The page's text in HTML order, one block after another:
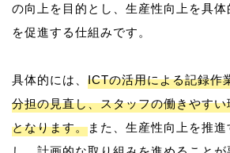
の向上を目的とし、生産性向上を具
を促進する仕組みです。
具体的には、 ICTの活用による記録作
分担の見直し、スタッフの働きやす
となります。また、生産性向上を推